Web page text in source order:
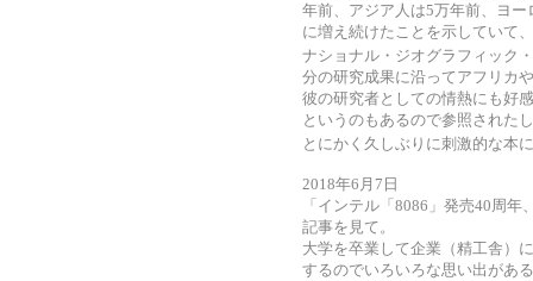
年前、アジア人は5万年前、ヨ
に増え続けたことを示していて
ナショナル・ジオグラフィック
分の研究成果に沿ってアフリカ
彼の研究者としての情熱にも好
というのもあるので参照された
とにかく久しぶりに刺激的な本
2018年6月7日
「インテル「8086」発売40周
記事を見て。
大学を卒業して企業（精工舎）
するのでいろいろな思い出があ